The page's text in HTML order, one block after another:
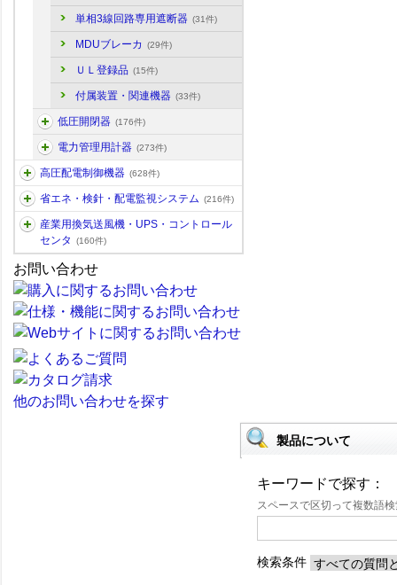
単相3線回路専用遮断器 (31件)
MDUブレーカ (29件)
ＵＬ登録品 (15件)
付属装置・関連機器 (33件)
低圧開閉器 (176件)
電力管理用計器 (273件)
高圧配電制御機器 (628件)
省エネ・検針・配電監視システム (216件)
産業用換気送風機・UPS・コントロール
センタ
(160件)
お問い合わせ
他のお問い合わせを探す
製品について
キーワードで探す：
スペースで区切って複数語
検索条件